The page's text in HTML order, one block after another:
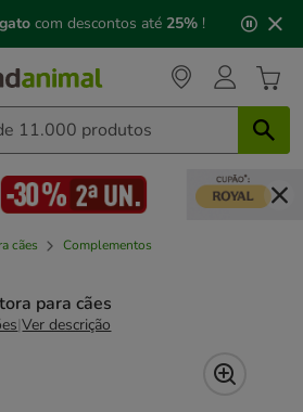
com descontos até 25% !
cães Complementos
para cães
|Ver descrição